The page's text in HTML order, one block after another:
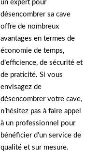
un expert pour
désencombrer sa cave
offre de nombreux
avantages en termes de
économie de temps,
d’efficience, de sécurité et
de praticité. Si vous
envisagez de
désencombrer votre cave,
n’hésitez pas à faire appel
à un professionnel pour
bénéficier d’un service de
qualité et sur mesure.